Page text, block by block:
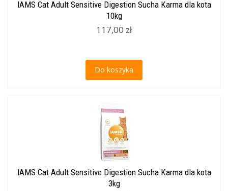
IAMS Cat Adult Sensitive Digestion Sucha Karma dla kota
10kg
117,00 zł
Do koszyka
IAMS Cat Adult Sensitive Digestion Sucha Karma dla kota
3kg